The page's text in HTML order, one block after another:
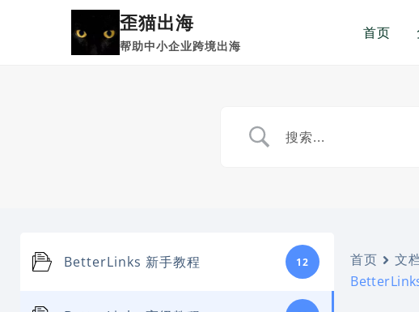
歪猫出海
帮助中小企业跨境出海
首页
BetterLinks 新手教程 12 首页 文